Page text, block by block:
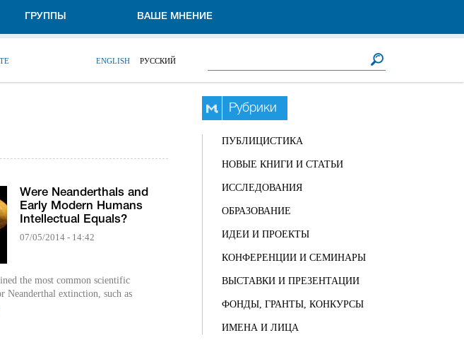
ГРУППЫ ВАШЕ МНЕНИЕ
ENGLISH РУССКИЙ
Were Neanderthals and
Early Modern Humans
Intellectual Equals?
07/05/2014 - 14:42
the most common scientific
Neanderthal extinction, such as
Рубрики
ПУБЛИЦИСТИКА
НОВЫЕ КНИГИ И СТАТЬИ
ИССЛЕДОВАНИЯ
ОБРАЗОВАНИЕ
ИДЕИ И ПРОЕКТЫ
КОНФЕРЕНЦИИ И СЕМИНАРЫ
ВЫСТАВКИ И ПРЕЗЕНТАЦИИ
ФОНДЫ, ГРАНТЫ, КОНКУРСЫ
ИМЕНА И ЛИЦА